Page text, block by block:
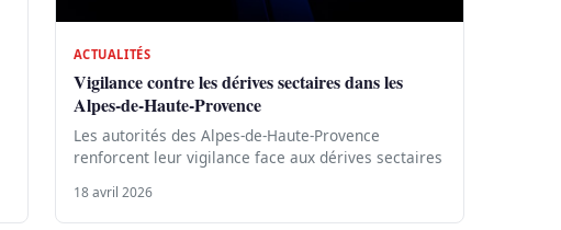
ACTUALITÉS
Vigilance contre les dérives sectaires dans les
Alpes-de-Haute-Provence
Les autorités des Alpes-de-Haute-Provence
renforcent leur vigilance face aux dérives sectaires
18 avril 2026